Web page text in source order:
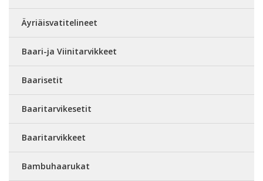
Äyriäisvatitelineet
Baari-ja Viinitarvikkeet
Baarisetit
Baaritarvikesetit
Baaritarvikkeet
Bambuhaarukat